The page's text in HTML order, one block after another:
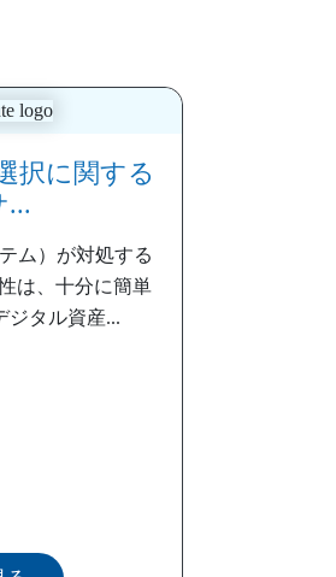
択に関する
...
ム）が対処する
は、十分に簡単
ジタル資産...